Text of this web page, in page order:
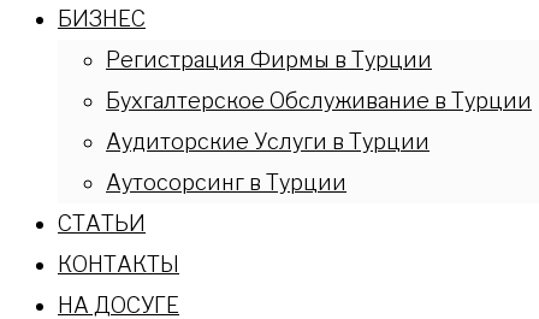
БИЗНЕС
Регистрация Фирмы в Турции
Бухгалтерское Обслуживание в Турции
Аудиторские Услуги в Турции
Аутосорсинг в Турции
СТАТЬИ
КОНТАКТЫ
НА ДОСУГЕ